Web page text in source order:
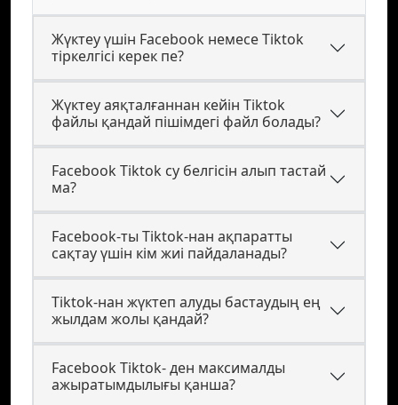
Жүктеу үшін Facebook немесе Tiktok
тіркелгісі керек пе?
Жүктеу аяқталғаннан кейін Tiktok
файлы қандай пішімдегі файл болады?
Facebook Tiktok су белгісін алып тастай
ма?
Facebook-ты Tiktok-нан ақпаратты
сақтау үшін кім жиі пайдаланады?
Tiktok-нан жүктеп алуды бастаудың ең
жылдам жолы қандай?
Facebook Tiktok- ден максималды
ажыратымдылығы қанша?